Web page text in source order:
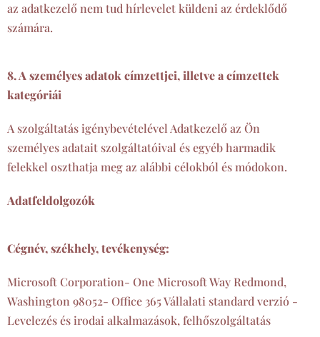
az adatkezelő nem tud hírlevelet küldeni az érdeklődő
számára.
8. A személyes adatok címzettjei, illetve a címzettek
kategóriái
A szolgáltatás igénybevételével Adatkezelő az Ön
személyes adatait szolgáltatóival és egyéb harmadik
felekkel oszthatja meg az alábbi célokból és módokon.
Adatfeldolgozók
Cégnév, székhely, tevékenység:
Microsoft Corporation- One Microsoft Way Redmond,
Washington 98052- Office 365 Vállalati standard verzió -
Levelezés és irodai alkalmazások, felhőszolgáltatás